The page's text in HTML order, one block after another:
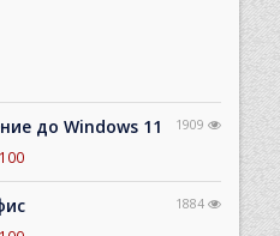
до Windows 11 1909
1884